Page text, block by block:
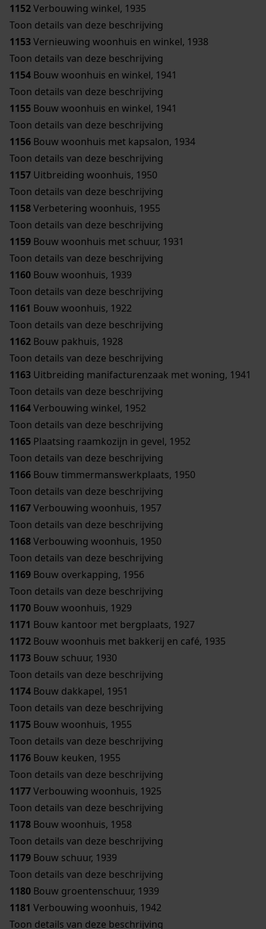
1152Verbouwing winkel, 1935
Toon details van deze beschrijving
1153Vernieuwing woonhuis en winkel, 1938
Toon details van deze beschrijving
1154 Bouw woonhuis en winkel, 1941
Toon details van deze beschrijving
1155 Bouw woonhuis en winkel, 1941
Toon details van deze beschrijving
1156 Bouw woonhuis met kapsalon, 1934
Toon details van deze beschrijving
1157 Uitbreiding woonhuis, 1950
Toon details van deze beschrijving
1158Verbetering woonhuis, 1955
Toon details van deze beschrijving
1159 Bouw woonhuis met schuur, 1931
Toon details van deze beschrijving
1160 Bouw woonhuis, 1939
Toon details van deze beschrijving
1161 Bouw woonhuis, 1922
Toon details van deze beschrijving
1162 Bouw pakhuis, 1928
Toon details van deze beschrijving
1163 Uitbreiding manifacturenzaak met woning, 1941
Toon details van deze beschrijving
1164Verbouwing winkel, 1952
Toon details van deze beschrijving
1165 Plaatsing raamkozijn in gevel, 1952
Toon details van deze beschrijving
1166 Bouw timmermanswerkplaats, 1950
Toon details van deze beschrijving
1167Verbouwing woonhuis, 1957
Toon details van deze beschrijving
1168Verbouwing woonhuis, 1950
Toon details van deze beschrijving
1169 Bouw overkapping, 1956
Toon details van deze beschrijving
1170 Bouw woonhuis, 1929
1171 Bouw kantoor met bergplaats, 1927
1172 Bouw woonhuis met bakkerij en café, 1935
1173 Bouw schuur, 1930
Toon details van deze beschrijving
1174 Bouw dakkapel, 1951
Toon details van deze beschrijving
1175 Bouw woonhuis, 1955
Toon details van deze beschrijving
1176 Bouw keuken, 1955
Toon details van deze beschrijving
1177Verbouwing woonhuis, 1925
Toon details van deze beschrijving
1178 Bouw woonhuis, 1958
Toon details van deze beschrijving
1179 Bouw schuur, 1939
Toon details van deze beschrijving
1180 Bouw groentenschuur, 1939
1181 Verbouwing woonhuis, 1942
Toon details van deze beschrijving